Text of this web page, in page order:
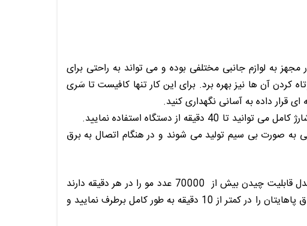
به لوازم جانبی مختلفی بوده و می تواند به راحتی برای
کردن آن ها نیز بهره برد. برای این کار تنها کافیست تا سَری
قرار داده به آسانی نگهداری کنید.
به صورت بی سیم تولید می شوند و در هنگام اتصال به برق
بوده و از قدرت بسیار زیادی برخوردارست. موچین های این مدل قابلیت چیدن بیش از 70000 عدد مو را در هر دقیقه دارند
و به همین دلیل سطح بیشتری در مدت زمان کمتری پوشش داده خواهد شد. شما می توانید موهای زائد هر دو ساق پاهایتان را در کمتر از 10 دقیقه به طور کامل برطرف نمایید و